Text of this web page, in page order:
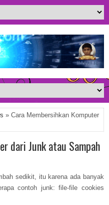
» Cara Membersihkan Komputer
dari Junk atau Sampah
sedikit, itu karena ada banyak
contoh junk: file-file cookies